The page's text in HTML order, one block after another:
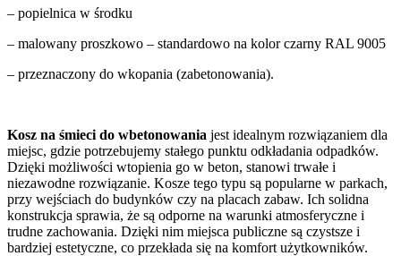
– popielnica w środku
– malowany proszkowo – standardowo na kolor czarny RAL 9005
– przeznaczony do wkopania (zabetonowania).
Kosz na śmieci do wbetonowania jest idealnym rozwiązaniem dla
miejsc, gdzie potrzebujemy stałego punktu odkładania odpadków.
Dzięki możliwości wtopienia go w beton, stanowi trwałe i
niezawodne rozwiązanie. Kosze tego typu są popularne w parkach,
przy wejściach do budynków czy na placach zabaw. Ich solidna
konstrukcja sprawia, że są odporne na warunki atmosferyczne i
trudne zachowania. Dzięki nim miejsca publiczne są czystsze i
bardziej estetyczne, co przekłada się na komfort użytkowników.